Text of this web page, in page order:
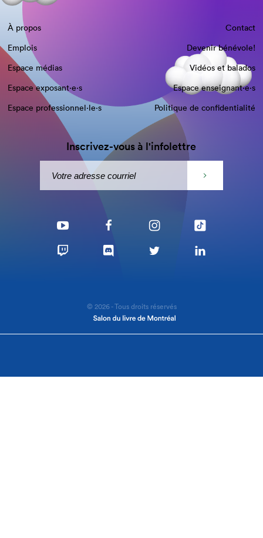
À propos
Contact
Emplois
Devenir bénévole!
Espace médias
Vidéos et balados
Espace exposant·e⋅s
Espace enseignant·e⋅s
Espace professionnel·le⋅s
Politique de confidentialité
Inscrivez-vous à l'infolettre
© 2026 - Tous droits réservés